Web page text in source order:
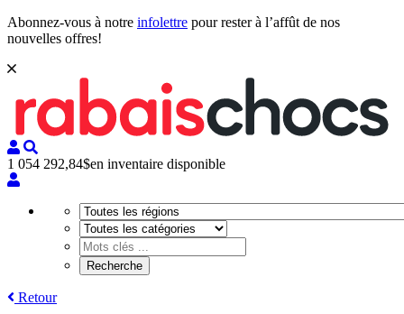
Abonnez-vous à notre infolettre pour rester à l’affût de nos
nouvelles offres!
1 054 292,84$en inventaire disponible
Retour